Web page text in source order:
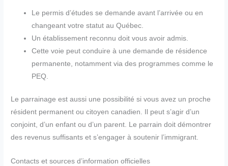
Le permis d’études se demande avant l’arrivée ou en
changeant votre statut au Québec.
Un établissement reconnu doit vous avoir admis.
Cette voie peut conduire à une demande de résidence
permanente, notamment via des programmes comme le
PEQ.
Le parrainage est aussi une possibilité si vous avez un proche
résident permanent ou citoyen canadien. Il peut s’agir d’un
conjoint, d’un enfant ou d’un parent. Le parrain doit démontrer
des revenus suffisants et s’engager à soutenir l’immigrant.
Contacts et sources d’information officielles